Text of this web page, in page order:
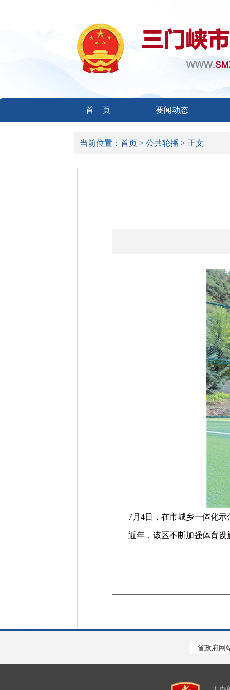
首 页 要闻动态
当前位置： 首页 > 公共轮播 > 正文
7月4日，在市城乡一体化示
近年，该区不断加强体育设施